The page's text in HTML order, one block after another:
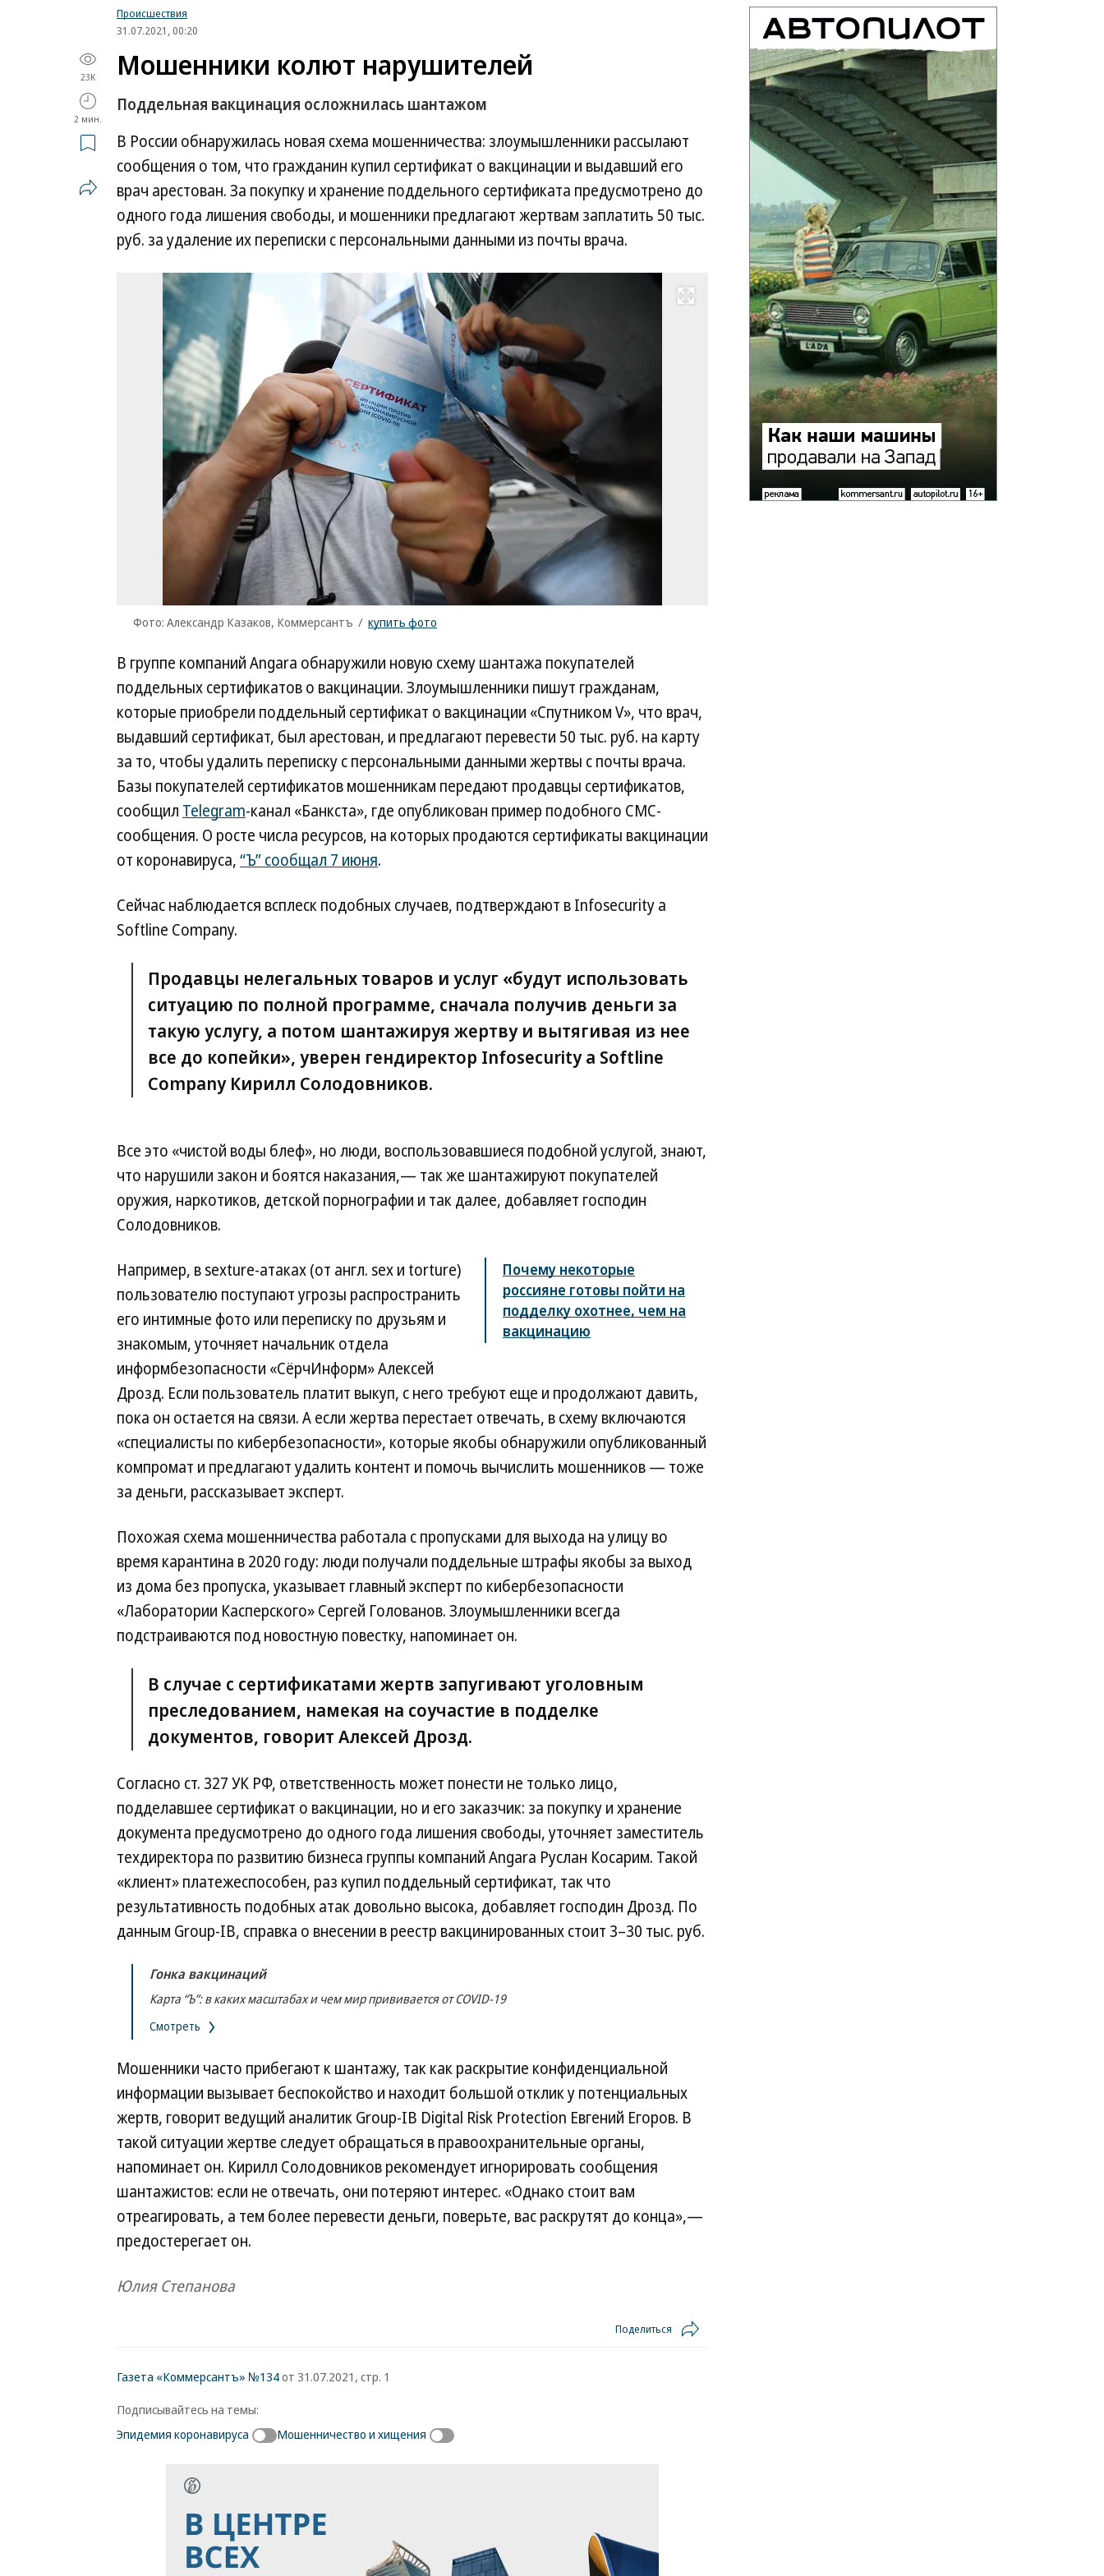
Происшествия
31.07.2021, 00:20
23K
2 мин.
Мошенники колют нарушителей
Поддельная вакцинация осложнилась шантажом
В России обнаружилась новая схема мошенничества: злоумышленники рассылают
сообщения о том, что гражданин купил сертификат о вакцинации и выдавший его
врач арестован. За покупку и хранение поддельного сертификата предусмотрено до
одного года лишения свободы, и мошенники предлагают жертвам заплатить 50 тыс.
руб. за удаление их переписки с персональными данными из почты врача.
Развернуть на весь экран
Фото: Александр Казаков, Коммерсантъ / купить фото
Фото:
Александр
Казаков,
Коммерсантъ
купить
В группе компаний Angara обнаружили новую схему шантажа покупателей
поддельных сертификатов о вакцинации. Злоумышленники пишут гражданам,
которые приобрели поддельный сертификат о вакцинации «Спутником V», что врач,
выдавший сертификат, был арестован, и предлагают перевести 50 тыс. руб. на карту
за то, чтобы удалить переписку с персональными данными жертвы с почты врача.
Базы покупателей сертификатов мошенникам передают продавцы сертификатов,
сообщил Telegram-канал «Банкста», где опубликован пример подобного СМС-
сообщения. О росте числа ресурсов, на которых продаются сертификаты вакцинации
от коронавируса,“Ъ” сообщал 7 июня.
Сейчас наблюдается всплеск подобных случаев, подтверждают в Infosecurity a
Softline Company.
Продавцы нелегальных товаров и услуг «будут использовать
ситуацию по полной программе, сначала получив деньги за
такую услугу, а потом шантажируя жертву и вытягивая из нее
все до копейки», уверен гендиректор Infosecurity a Softline
Company Кирилл Солодовников.
Все это «чистой воды блеф», но люди, воспользовавшиеся подобной услугой, знают,
что нарушили закон и боятся наказания,— так же шантажируют покупателей
оружия, наркотиков, детской порнографии и так далее, добавляет господин
Солодовников.
Почему некоторые
россияне готовы пойти на
подделку охотнее, чем на
вакцинацию
Например, в sexture-атаках (от англ. sex и torture)
пользователю поступают угрозы распространить
его интимные фото или переписку по друзьям и
знакомым, уточняет начальник отдела
информбезопасности «СёрчИнформ» Алексей
Дрозд. Если пользователь платит выкуп, с него требуют еще и продолжают давить,
пока он остается на связи. А если жертва перестает отвечать, в схему включаются
«специалисты по кибербезопасности», которые якобы обнаружили опубликованный
компромат и предлагают удалить контент и помочь вычислить мошенников — тоже
за деньги, рассказывает эксперт.
Похожая схема мошенничества работала с пропусками для выхода на улицу во
время карантина в 2020 году: люди получали поддельные штрафы якобы за выход
из дома без пропуска, указывает главный эксперт по кибербезопасности
«Лаборатории Касперского» Сергей Голованов. Злоумышленники всегда
подстраиваются под новостную повестку, напоминает он.
В случае с сертификатами жертв запугивают уголовным
преследованием, намекая на соучастие в подделке
документов, говорит Алексей Дрозд.
Согласно ст. 327 УК РФ, ответственность может понести не только лицо,
подделавшее сертификат о вакцинации, но и его заказчик: за покупку и хранение
документа предусмотрено до одного года лишения свободы, уточняет заместитель
техдиректора по развитию бизнеса группы компаний Angara Руслан Косарим. Такой
«клиент» платежеспособен, раз купил поддельный сертификат, так что
результативность подобных атак довольно высока, добавляет господин Дрозд. По
данным Group-IB, справка о внесении в реестр вакцинированных стоит 3–30 тыс. руб.
Гонка вакцинаций
Карта “Ъ”: в каких масштабах и чем мир прививается от COVID-19
Смотреть
Мошенники часто прибегают к шантажу, так как раскрытие конфиденциальной
информации вызывает беспокойство и находит большой отклик у потенциальных
жертв, говорит ведущий аналитик Group-IB Digital Risk Protection Евгений Егоров. В
такой ситуации жертве следует обращаться в правоохранительные органы,
напоминает он. Кирилл Солодовников рекомендует игнорировать сообщения
шантажистов: если не отвечать, они потеряют интерес. «Однако стоит вам
отреагировать, а тем более перевести деньги, поверьте, вас раскрутят до конца»,—
предостерегает он.
Юлия Степанова
Поделиться
Газета «Коммерсантъ» №134от 31.07.2021, стр. 1
Подписывайтесь на темы:
Эпидемия коронавируса
Мошенничество и хищения